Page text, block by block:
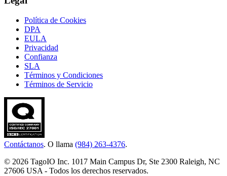
Política de Cookies
DPA
EULA
Privacidad
Confianza
SLA
Términos y Condiciones
Términos de Servicio
Contáctanos. O llama (984) 263-4376.
© 2026 TagoIO Inc. 1017 Main Campus Dr, Ste 2300 Raleigh, NC
27606 USA - Todos los derechos reservados.